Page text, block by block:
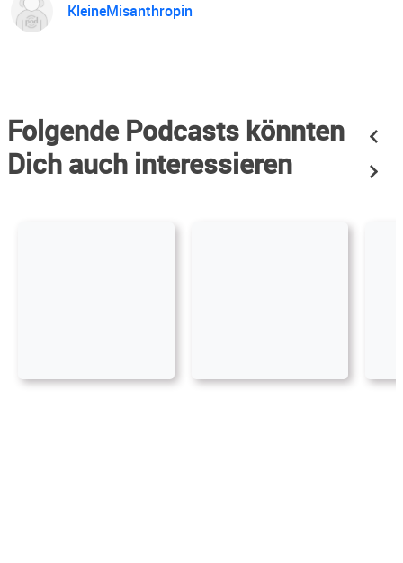
KleineMisanthropin
Folgende Podcasts könnten
Dich auch interessieren